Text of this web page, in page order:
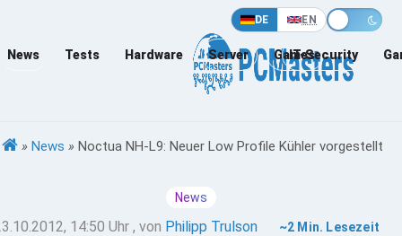
DE EN
News Tests Hardware Server Games
IT-Security
» News » Noctua NH-L9: Neuer Low Profile Kühler vorgestellt
News
14:50 Uhr , von Philipp Trulson ~2 Min. Lesezeit